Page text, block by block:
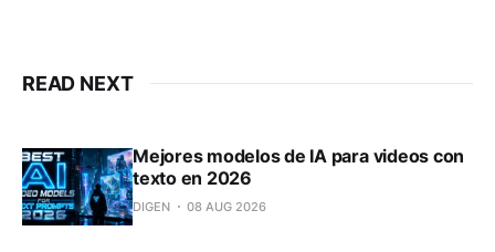
READ NEXT
Mejores modelos de IA para videos con
texto en 2026
DIGEN 08 AUG 2026